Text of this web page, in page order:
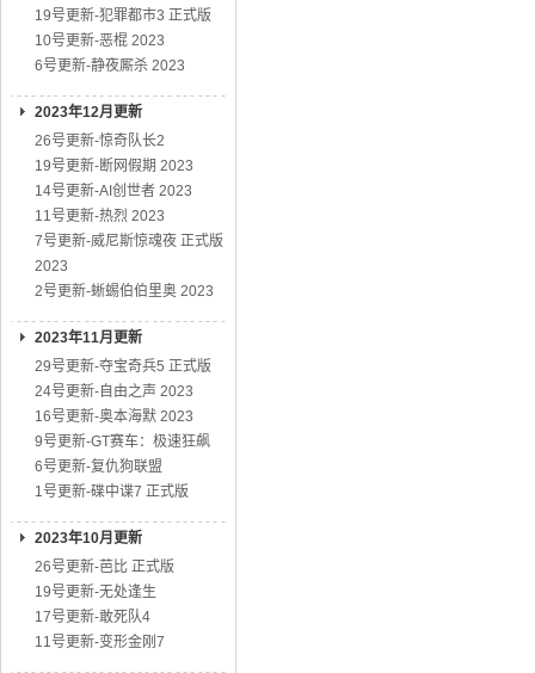
19号更新-犯罪都市3 正式版
10号更新-恶棍 2023
6号更新-静夜厮杀 2023
2023年12月更新
26号更新-惊奇队长2
19号更新-断网假期 2023
14号更新-AI创世者 2023
11号更新-热烈 2023
7号更新-威尼斯惊魂夜 正式版
2023
2号更新-蜥蜴伯伯里奥 2023
2023年11月更新
29号更新-夺宝奇兵5 正式版
24号更新-自由之声 2023
16号更新-奥本海默 2023
9号更新-GT赛车：极速狂飙
6号更新-复仇狗联盟
1号更新-碟中谍7 正式版
2023年10月更新
26号更新-芭比 正式版
19号更新-无处逢生
17号更新-敢死队4
11号更新-变形金刚7